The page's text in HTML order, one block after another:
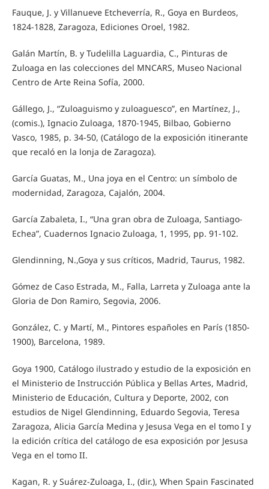
Fauque, J. y Villanueve Etcheverría, R., Goya en Burdeos,
1824-1828, Zaragoza, Ediciones Oroel, 1982.
Galán Martín, B. y Tudelilla Laguardia, C., Pinturas de
Zuloaga en las colecciones del MNCARS, Museo Nacional
Centro de Arte Reina Sofía, 2000.
Gállego, J., “Zuloaguismo y zuloaguesco”, en Martínez, J.,
(comis.), Ignacio Zuloaga, 1870-1945, Bilbao, Gobierno
Vasco, 1985, p. 34-50, (Catálogo de la exposición itinerante
que recaló en la lonja de Zaragoza).
García Guatas, M., Una joya en el Centro: un símbolo de
modernidad, Zaragoza, Cajalón, 2004.
García Zabaleta, I., “Una gran obra de Zuloaga, Santiago-
Echea”, Cuadernos Ignacio Zuloaga, 1, 1995, pp. 91-102.
Glendinning, N.,Goya y sus críticos, Madrid, Taurus, 1982.
Gómez de Caso Estrada, M., Falla, Larreta y Zuloaga ante la
Gloria de Don Ramiro, Segovia, 2006.
González, C. y Martí, M., Pintores españoles en París (1850-
1900), Barcelona, 1989.
Goya 1900, Catálogo ilustrado y estudio de la exposición en
el Ministerio de Instrucción Pública y Bellas Artes, Madrid,
Ministerio de Educación, Cultura y Deporte, 2002, con
estudios de Nigel Glendinning, Eduardo Segovia, Teresa
Zaragoza, Alicia García Medina y Jesusa Vega en el tomo I y
la edición crítica del catálogo de esa exposición por Jesusa
Vega en el tomo II.
Kagan, R. y Suárez-Zuloaga, I., (dir.), When Spain Fascinated